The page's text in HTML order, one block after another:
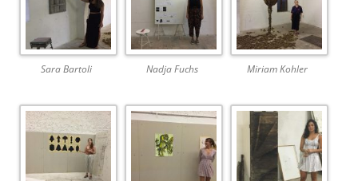
Sara Bartoli Nadja Fuchs Miriam Kohler